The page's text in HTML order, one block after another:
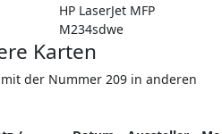
HP LaserJet MFP
M234sdwe
Karten
der Nummer 209 in anderen